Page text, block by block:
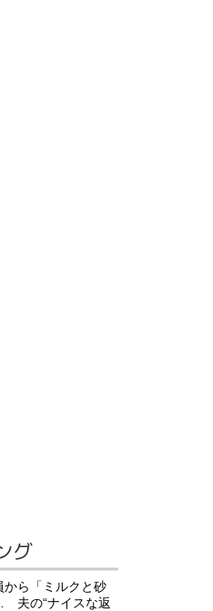
グ
から「ミルクと砂
夫の“ナイスな返